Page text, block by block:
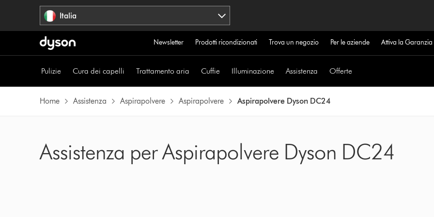
Italia
Newsletter Prodotti ricondizionati Trova un negozio Per le aziende Attiva la
Pulizie Cura dei capelli Trattamento aria Cuffie Illuminazione Assistenza Offerte
Home Assistenza Aspirapolvere Aspirapolvere Aspirapolvere Dyson DC24
Assistenza per Aspirapolvere Dyson DC24